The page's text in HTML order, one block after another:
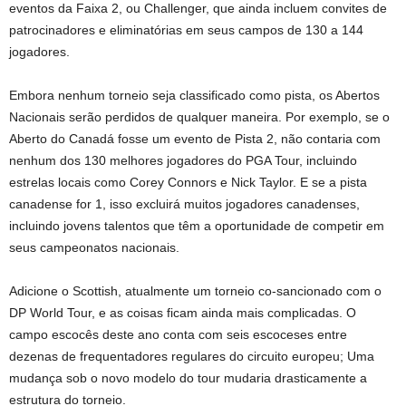
eventos da Faixa 2, ou Challenger, que ainda incluem convites de
patrocinadores e eliminatórias em seus campos de 130 a 144
jogadores.
Embora nenhum torneio seja classificado como pista, os Abertos
Nacionais serão perdidos de qualquer maneira. Por exemplo, se o
Aberto do Canadá fosse um evento de Pista 2, não contaria com
nenhum dos 130 melhores jogadores do PGA Tour, incluindo
estrelas locais como Corey Connors e Nick Taylor. E se a pista
canadense for 1, isso excluirá muitos jogadores canadenses,
incluindo jovens talentos que têm a oportunidade de competir em
seus campeonatos nacionais.
Adicione o Scottish, atualmente um torneio co-sancionado com o
DP World Tour, e as coisas ficam ainda mais complicadas. O
campo escocês deste ano conta com seis escoceses entre
dezenas de frequentadores regulares do circuito europeu; Uma
mudança sob o novo modelo do tour mudaria drasticamente a
estrutura do torneio.